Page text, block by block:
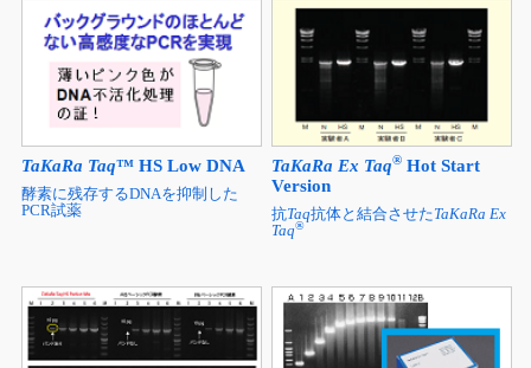
TaKaRa Taq™ HS Low DNA
酵素に残存するDNAを抑制した
PCR試薬
TaKaRa Ex Taq® Hot Start
Version
抗Taq抗体と結合させたTaKaRa Ex
Taq®